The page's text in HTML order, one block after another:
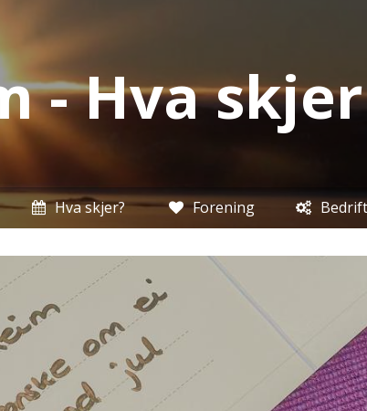
- Hva
Hva skjer? Forening Bedrift